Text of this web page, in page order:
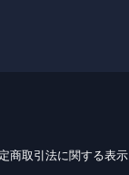
商取引法に関する表示